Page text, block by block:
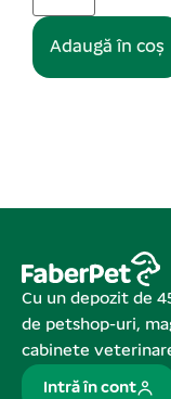
Adaugă în coș
Cu un depozit de
de petshop-uri,
cabinete
Intră în cont